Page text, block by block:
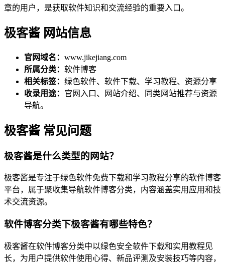
章的用户，是获取软件知识和交流经验的重要入口。
极客酱 网站信息
官网域名： www.jikejiang.com
所属分类： 软件博客
相关标签： 绿色软件、软件下载、学习教程、资源分享
收录用途： 官网入口、网站介绍、同类网站推荐与资源
导航。
极客酱 常见问题
极客酱是什么类型的网站？
极客酱是专注于绿色软件免费下载和学习教程分享的软件博客
平台，属于聚收集导航软件博客分类，内容涵盖实用应用和技
术交流资源。
软件博客分类下极客酱有哪些特色？
极客酱在软件博客分类中以绿色安全软件下载和实用教程见
长，为用户提供软件使用心得、新品评测及安装技巧等内容，